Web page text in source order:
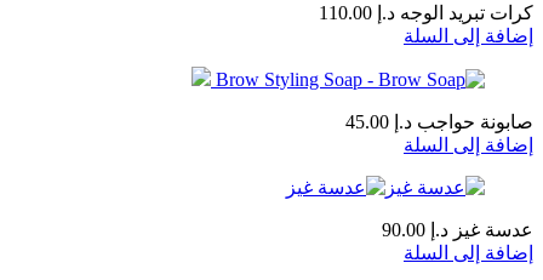
كرات تبريد الوجه د.إ
إضافة إلى السلة
صابونة حواجب د.إ
إضافة إلى السلة
عدسة غيز د.إ
إضافة إلى السلة